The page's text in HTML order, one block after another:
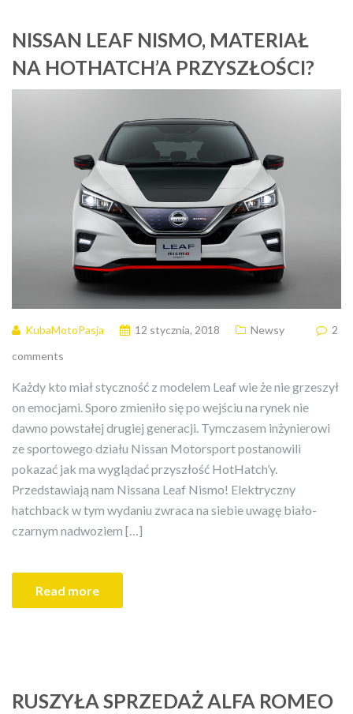
NISSAN LEAF NISMO, MATERIAŁ
NA HOTHATCH’A PRZYSZŁOŚCI?
KubaMotoPasja 12 stycznia, 2018 Newsy
2
comments
Każdy kto miał styczność z modelem Leaf wie że nie grzeszył
on emocjami. Sporo zmieniło się po wejściu na rynek nie
dawno powstałej drugiej generacji. Tymczasem inżynierowi
ze sportowego działu Nissan Motorsport postanowili
pokazać jak ma wyglądać przyszłość HotHatch’y.
Przedstawiają nam Nissana Leaf Nismo! Elektryczny
hatchback w tym wydaniu zwraca na siebie uwagę biało-
czarnym nadwoziem […]
Read more
RUSZYŁA SPRZEDAŻ ALFA ROMEO